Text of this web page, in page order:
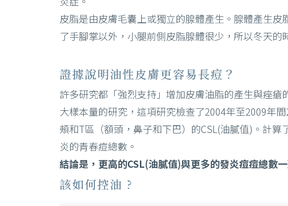
皮脂是由皮膚毛囊上或獨立的腺體產生。腺體產生
了手腳掌以外，小腿前側皮脂腺體很少，所以冬天的
證據說明油性皮膚更容易長痘？
許多研究都「強烈支持」增加皮膚油脂的產生與痤
大樣本量的研究，這項研究檢查了2004年至2009年
頰和T區（額頭，鼻子和下巴）的CSL(油膩值)。計
炎的青春痘總數。
結論是，更高的CSL(油膩值)與更多的發炎痘痘總數一
該如何控油 ?